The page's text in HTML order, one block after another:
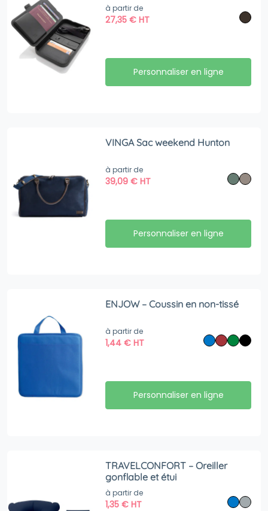
à partir de
27,35€ HT
Personnaliser en ligne
VINGA Sac weekend Hunton
à partir de
39,09€ HT
Personnaliser en ligne
ENJOW – Coussin en non-tissé
à partir de
1,44€ HT
Personnaliser en ligne
TRAVELCONFORT – Oreiller
gonflable et étui
à partir de
1,35€ HT